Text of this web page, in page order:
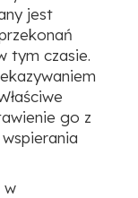
jest
tym czasie.
go z
w